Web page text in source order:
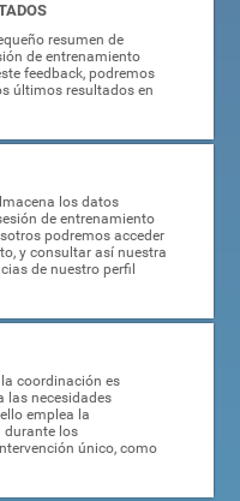
resumen de
de entrenamiento
feedback, podremos
últimos resultados en
los datos
de entrenamiento
podremos acceder
y consultar así nuestra
de nuestro perfil
coordinación es
las necesidades
emplea la
durante los
único, como